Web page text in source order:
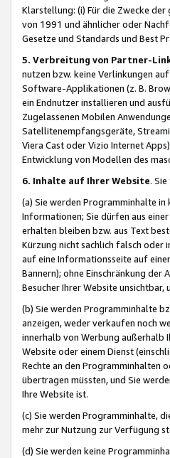
Klarstellung: (i) Für die Zwecke
von 1991 und ähnlicher oder
Gesetze und Standards und Best
5. Verbreitung von Partner-
nutzen bzw. keine Verlinkungen
Software-Applikationen (z. B.
ein Endnutzer installieren und
Zugelassenen Mobilen
Satellitenempfangsgeräte,
Viera Cast oder Vizio Internet
Entwicklung von Modellen des
6. Inhalte auf Ihrer Website.
(a) Sie werden Programminhalte
Informationen; Sie dürfen aus
erhalten bleiben bzw. aus Text
Kürzung nicht sachlich falsch oder
auf eine Informationsseite auf
Bannern); ohne Einschränkung
Besucher Ihrer Website
(b) Sie werden Programminhalte
anzeigen, weder verkaufen noch
innerhalb von Werbung
Website oder einem Dienst
Rechte an den Programminhalten
übertragen müssten, und Sie
Ihre Website ist.
(c) Sie werden Programminhalte,
mehr zur Nutzung zur Verfügung
(d) Sie werden keine